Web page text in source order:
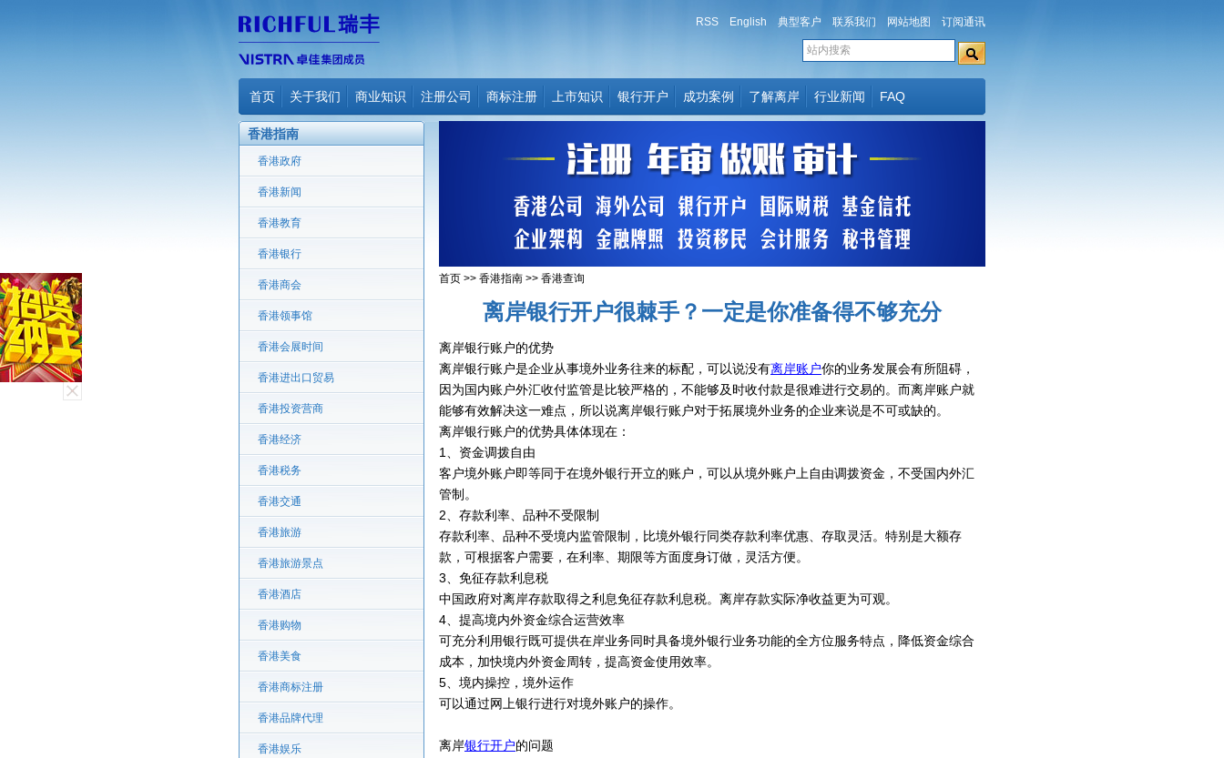
RSS English 典型客户 联系我们 网站地图 订阅通讯
首页 关于我们 商业知识 注册公司 商标注册 上市知识 银行开户 成功案例 了解离岸 行业新闻 FAQ
香港指南
香港政府
香港新闻
香港教育
香港银行
香港商会
香港领事馆
香港会展时间
香港进出口贸易
香港投资营商
香港经济
香港税务
香港交通
香港旅游
香港旅游景点
香港酒店
香港购物
香港美食
香港商标注册
香港品牌代理
香港娱乐
首页 >> 香港指南 >> 香港查询
离岸银行开户很棘手？一定是你准备得不够充分
离岸银行账户的优势
离岸银行账户是企业从事境外业务往来的标配，可以说没有离岸账户你的业务发展会有所阻碍，
因为国内账户外汇收付监管是比较严格的，不能够及时收付款是很难进行交易的。而离岸账户就
能够有效解决这一难点，所以说离岸银行账户对于拓展境外业务的企业来说是不可或缺的。
离岸银行账户的优势具体体现在：
1、资金调拨自由
客户境外账户即等同于在境外银行开立的账户，可以从境外账户上自由调拨资金，不受国内外汇
管制。
2、存款利率、品种不受限制
存款利率、品种不受境内监管限制，比境外银行同类存款利率优惠、存取灵活。特别是大额存
款，可根据客户需要，在利率、期限等方面度身订做，灵活方便。
3、免征存款利息税
中国政府对离岸存款取得之利息免征存款利息税。离岸存款实际净收益更为可观。
4、提高境内外资金综合运营效率
可充分利用银行既可提供在岸业务同时具备境外银行业务功能的全方位服务特点，降低资金综合
成本，加快境内外资金周转，提高资金使用效率。
5、境内操控，境外运作
可以通过网上银行进行对境外账户的操作。
离岸银行开户的问题